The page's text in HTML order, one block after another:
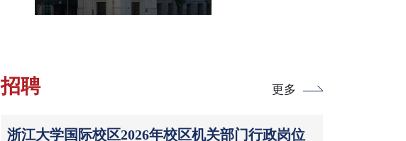
招聘 更多
浙江大学国际校区2026年校区机关部门行政岗位